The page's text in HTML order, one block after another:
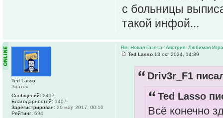
с больницы
такой инфой...
Re: Новая Газета "Австрия. Любимая
Ted Lasso 13 окт 2024, 14:39
Driv3r_F1
Ted Lasso
Всё конечно
Ted Lasso
Знаток
Сообщений: 2417
Благодарностей: 1407
Зарегистрирован: 26 мар 2017, 00:10
Рейтинг: 694